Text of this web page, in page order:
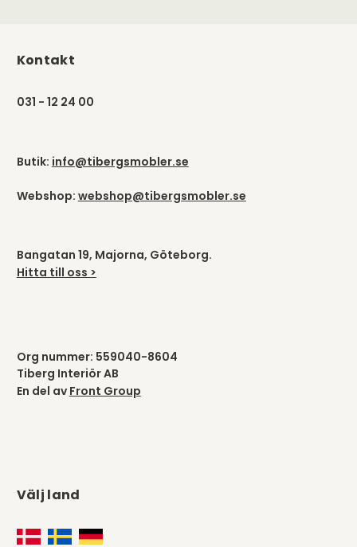
Kontakt
031 - 12 24 00
Butik: info@tibergsmobler.se
Webshop: webshop@tibergsmobler.se
Bangatan 19, Majorna, Göteborg.
Hitta till oss >
Org nummer: 559040-8604
Tiberg Interiör AB
En del av Front Group
Välj land